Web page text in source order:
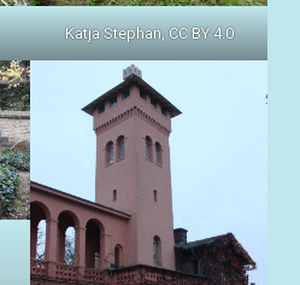
Katja Stephan, CC BY 4.0